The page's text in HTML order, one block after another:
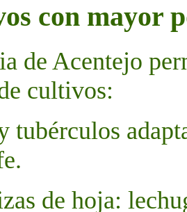
con mayor
de Acentejo
cultivos:
tubérculos
de hoja: